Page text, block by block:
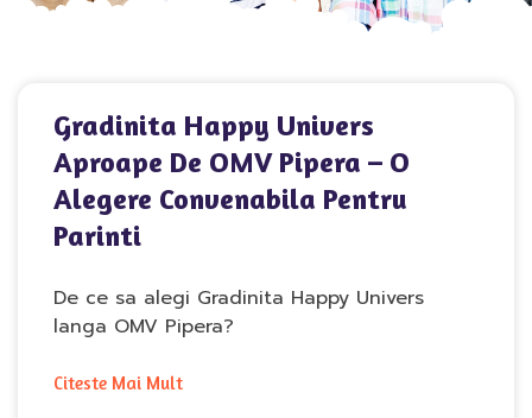
Gradinita Happy Univers
Aproape De OMV Pipera – O
Alegere Convenabila Pentru
Parinti
De ce sa alegi Gradinita Happy Univers
langa OMV Pipera?
Citeste Mai Mult